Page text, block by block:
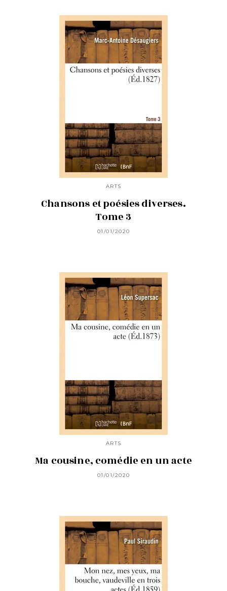
ARTS
Chansons et poésies diverses.
Tome 3
01/01/2020
ARTS
Ma cousine, comédie en un acte
01/01/2020